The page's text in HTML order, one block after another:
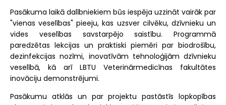
Pasākuma laikā dalībniekiem būs iespēja uzzināt vairāk par
"vienas veselības" pieeju, kas uzsver cilvēku, dzīvnieku un
vides veselības savstarpējo saistību. Programmā
paredzētas lekcijas un praktiski piemēri par biodrošību,
dezinfekcijas nozīmi, inovatīvām tehnoloģijām dzīvnieku
veselībā, kā arī LBTU Veterinārmedicīnas fakultātes
inovāciju demonstrējumi.
Pasākumu atklās un par projektu pastāstīs lopkopības